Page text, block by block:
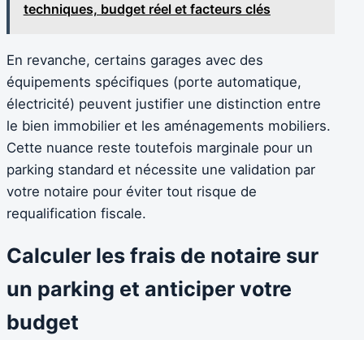
techniques, budget réel et facteurs clés
En revanche, certains garages avec des
équipements spécifiques (porte automatique,
électricité) peuvent justifier une distinction entre
le bien immobilier et les aménagements mobiliers.
Cette nuance reste toutefois marginale pour un
parking standard et nécessite une validation par
votre notaire pour éviter tout risque de
requalification fiscale.
Calculer les frais de notaire sur
un parking et anticiper votre
budget